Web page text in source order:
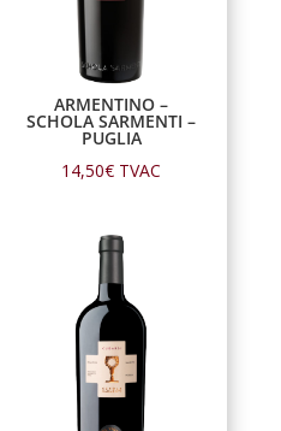
ARMENTINO –
SCHOLA SARMENTI –
PUGLIA
14,50€ TVAC